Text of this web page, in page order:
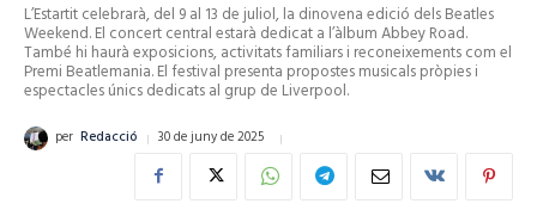
L’Estartit celebrarà, del 9 al 13 de juliol, la dinovena edició dels Beatles
Weekend. El concert central estarà dedicat a l’àlbum Abbey Road.
També hi haurà exposicions, activitats familiars i reconeixements com el
Premi Beatlemania. El festival presenta propostes musicals pròpies i
espectacles únics dedicats al grup de Liverpool.
per Redacció 30 de juny de 2025